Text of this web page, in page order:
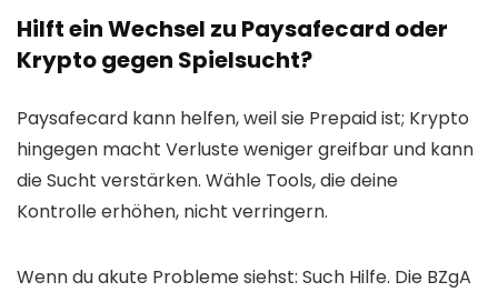
Hilft ein Wechsel zu Paysafecard oder
Krypto gegen Spielsucht?
Paysafecard kann helfen, weil sie Prepaid ist; Krypto
hingegen macht Verluste weniger greifbar und kann
die Sucht verstärken. Wähle Tools, die deine
Kontrolle erhöhen, nicht verringern.
Wenn du akute Probleme siehst: Such Hilfe. Die BZgA